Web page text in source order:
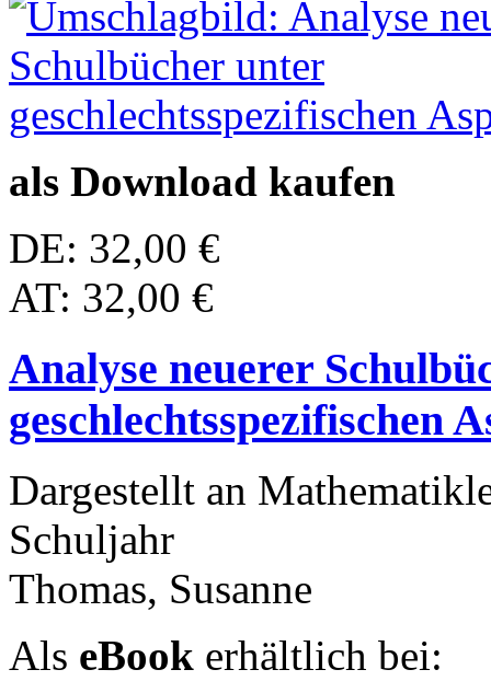
als Download kaufen
DE: 32,00 €
AT: 32,00 €
Analyse neuerer
geschlechtsspezifischen
Dargestellt an
Schuljahr
Thomas, Susanne
Als eBook erhältlich bei: